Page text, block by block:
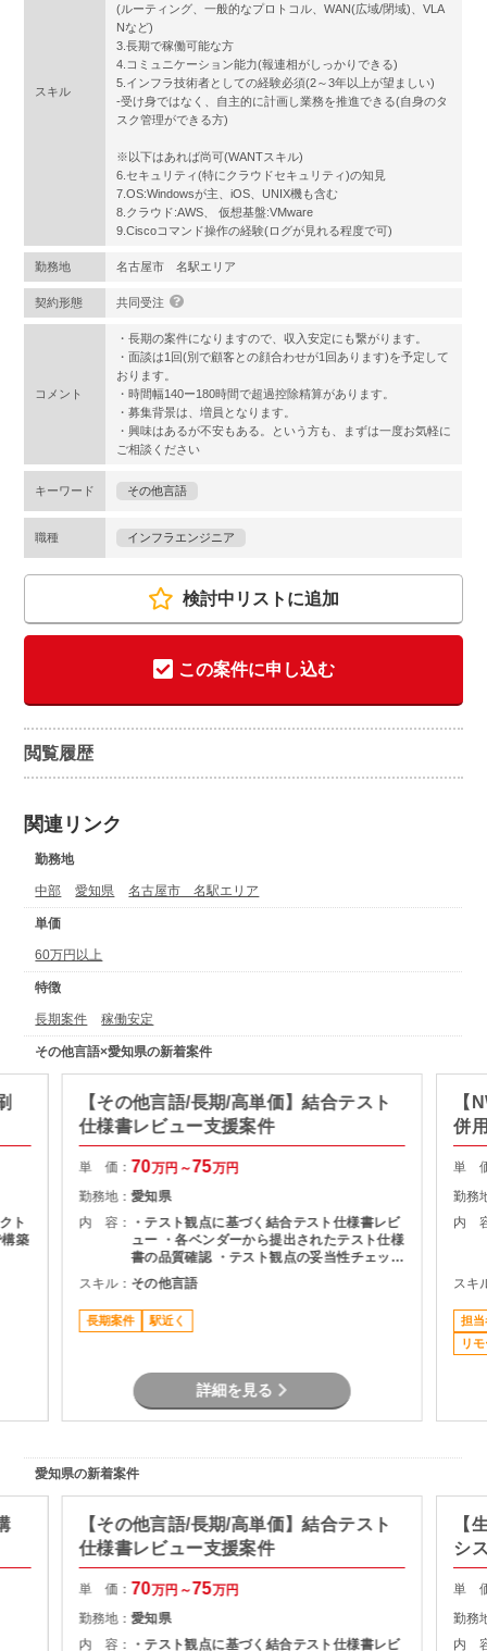
スキル
(ルーティング、一般的なプロトコル、WAN(広域/閉域)、VLA
Nなど)
3.長期で稼働可能な方
4.コミュニケーション能力(報連相がしっかりできる)
5.インフラ技術者としての経験必須(2～3年以上が望ましい)
-受け身ではなく、自主的に計画し業務を推進できる(自身のタ
スク管理ができる方)
※以下はあれば尚可(WANTスキル)
6.セキュリティ(特にクラウドセキュリティ)の知見
7.OS:Windowsが主、iOS、UNIX機も含む
8.クラウド:AWS、 仮想基盤:VMware
9.Ciscoコマンド操作の経験(ログが見れる程度で可)
勤務地 名古屋市 名駅エリア
契約形態 共同受注
コメント
・長期の案件になりますので、収入安定にも繋がります。
・面談は1回(別で顧客との顔合わせが1回あります)を予定して
おります。
・時間幅140ー180時間で超過控除精算があります。
・募集背景は、増員となります。
・興味はあるが不安もある。という方も、まずは一度お気軽に
ご相談ください
キーワード その他言語
職種 インフラエンジニア
検討中リストに追加
この案件に申し込む
閲覧履歴
関連リンク
勤務地
中部 愛知県 名古屋市 名駅エリア
単価
60万円以上
特徴
長期案件 稼働安定
その他言語×愛知県の新着案件
ト
築
【その他言語/長期/高単価】結合テスト
仕様書レビュー支援案件
単 価： 70万円～75万円
勤務地：愛知県
内 容：
・テスト観点に基づく結合テスト仕様書レビ
ュー ・各ベンダーから提出されたテスト仕様
書の品質確認 ・テスト観点の妥当性チェック
・指摘事項の整理およびレビュー結果のフィ
ードバック ・プロジェクト関係者との調整・
コミュニケーション
スキル： その他言語
長期案件 駅近く
詳細を見る
【
併
単
勤務
内
スキ
担当
リ
愛知県の新着案件
【その他言語/長期/高単価】結合テスト
仕様書レビュー支援案件
単 価： 70万円～75万円
勤務地：愛知県
内 容：
・テスト観点に基づく結合テスト仕様書レビ
【
シ
単
勤務
内